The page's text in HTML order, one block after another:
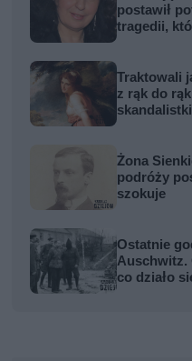
postawił
tragedii,
Traktowali
z rąk do
skandalistki
Żona
podróży
szokuje
Ostatnie
Auschwitz.
co działo